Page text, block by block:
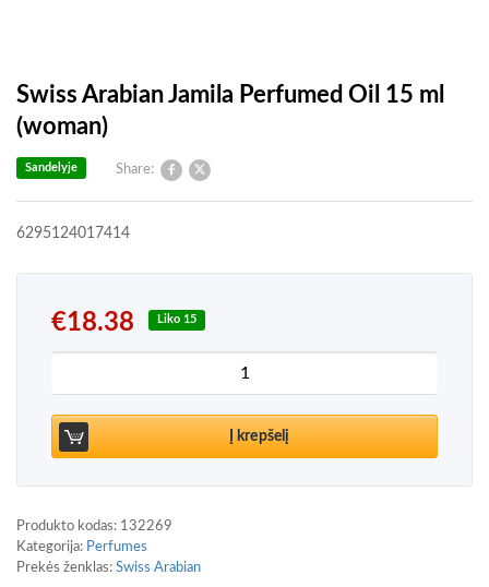
Swiss Arabian Jamila Perfumed Oil 15 ml
(woman)
Share:
Sandelyje
6295124017414
€18.38 Liko 15
produkto kiekis: Swiss Arabian Jamila Perfumed
Į krepšelį
Produkto kodas: 132269
Kategorija: Perfumes
Prekės ženklas: Swiss Arabian